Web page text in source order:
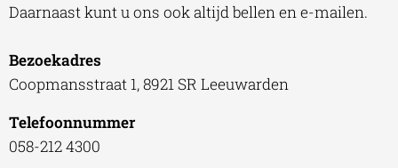
Daarnaast kunt u ons ook altijd bellen en e-mailen.
Bezoekadres
Coopmansstraat 1, 8921 SR Leeuwarden
Telefoonnummer
058-212 4300